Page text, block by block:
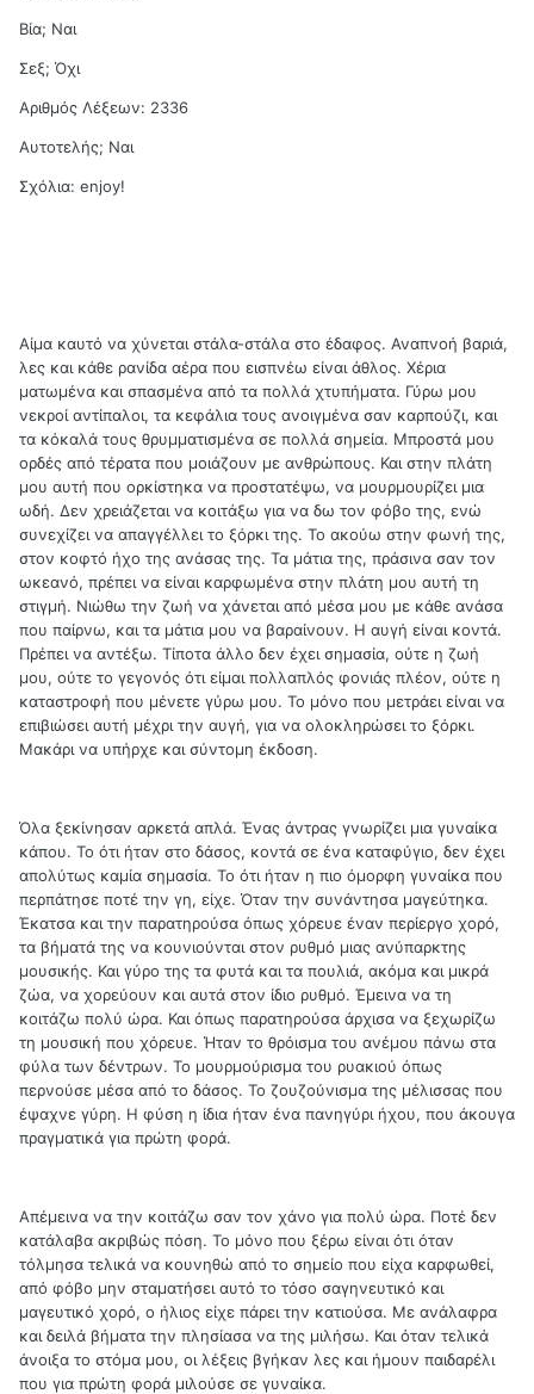
Βία; Ναι
Σεξ; Όχι
Αριθμός Λέξεων: 2336
Αυτοτελής; Ναι
Σχόλια: enjoy!
Αίμα καυτό να χύνεται στάλα-στάλα στο έδαφος. Αναπνοή βαριά,
λες και κάθε ρανίδα αέρα που εισπνέω είναι άθλος. Χέρια
ματωμένα και σπασμένα από τα πολλά χτυπήματα. Γύρω μου
νεκροί αντίπαλοι, τα κεφάλια τους ανοιγμένα σαν καρπούζι, και
τα κόκαλά τους θρυμματισμένα σε πολλά σημεία. Μπροστά μου
ορδές από τέρατα που μοιάζουν με ανθρώπους. Και στην πλάτη
μου αυτή που ορκίστηκα να προστατέψω, να μουρμουρίζει μια
ωδή. Δεν χρειάζεται να κοιτάξω για να δω τον φόβο της, ενώ
συνεχίζει να απαγγέλλει το ξόρκι της. Το ακούω στην φωνή της,
στον κοφτό ήχο της ανάσας της. Τα μάτια της, πράσινα σαν τον
ωκεανό, πρέπει να είναι καρφωμένα στην πλάτη μου αυτή τη
στιγμή. Νιώθω την ζωή να χάνεται από μέσα μου με κάθε ανάσα
που παίρνω, και τα μάτια μου να βαραίνουν. Η αυγή είναι κοντά.
Πρέπει να αντέξω. Τίποτα άλλο δεν έχει σημασία, ούτε η ζωή
μου, ούτε το γεγονός ότι είμαι πολλαπλός φονιάς πλέον, ούτε η
καταστροφή που μένετε γύρω μου. Το μόνο που μετράει είναι να
επιβιώσει αυτή μέχρι την αυγή, για να ολοκληρώσει το ξόρκι.
Μακάρι να υπήρχε και σύντομη έκδοση.
Όλα ξεκίνησαν αρκετά απλά. Ένας άντρας γνωρίζει μια γυναίκα
κάπου. Το ότι ήταν στο δάσος, κοντά σε ένα καταφύγιο, δεν έχει
απολύτως καμία σημασία. Το ότι ήταν η πιο όμορφη γυναίκα που
περπάτησε ποτέ την γη, είχε. Όταν την συνάντησα μαγεύτηκα.
Έκατσα και την παρατηρούσα όπως χόρευε έναν περίεργο χορό,
τα βήματά της να κουνιούνται στον ρυθμό μιας ανύπαρκτης
μουσικής. Και γύρο της τα φυτά και τα πουλιά, ακόμα και μικρά
ζώα, να χορεύουν και αυτά στον ίδιο ρυθμό. Έμεινα να τη
κοιτάζω πολύ ώρα. Και όπως παρατηρούσα άρχισα να ξεχωρίζω
τη μουσική που χόρευε. Ήταν το θρόισμα του ανέμου πάνω στα
φύλα των δέντρων. Το μουρμούρισμα του ρυακιού όπως
περνούσε μέσα από το δάσος. Το ζουζούνισμα της μέλισσας που
έψαχνε γύρη. Η φύση η ίδια ήταν ένα πανηγύρι ήχου, που άκουγα
πραγματικά για πρώτη φορά.
Απέμεινα να την κοιτάζω σαν τον χάνο για πολύ ώρα. Ποτέ δεν
κατάλαβα ακριβώς πόση. Το μόνο που ξέρω είναι ότι όταν
τόλμησα τελικά να κουνηθώ από το σημείο που είχα καρφωθεί,
από φόβο μην σταματήσει αυτό το τόσο σαγηνευτικό και
μαγευτικό χορό, ο ήλιος είχε πάρει την κατιούσα. Με ανάλαφρα
και δειλά βήματα την πλησίασα να της μιλήσω. Και όταν τελικά
άνοιξα το στόμα μου, οι λέξεις βγήκαν λες και ήμουν παιδαρέλι
που για πρώτη φορά μιλούσε σε γυναίκα.